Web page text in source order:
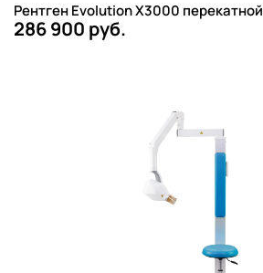
Рентген Evolution X3000 перекатной
286 900 руб.